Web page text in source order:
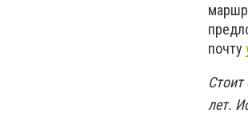
почту
лет.